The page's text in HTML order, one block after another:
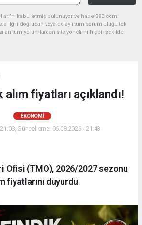
kabul etmiş bulunuyor ve haber380.com
ilgili doğrudan veya dolaylı tüm sorumluluğu tek
tüm yorumlardan site yönetimi hiçbir şekilde
alım fiyatları açıklandı!
EKONOMİ
Güncelleme: 06.08.2026 - 21:43
Ofisi (TMO), 2026/2027 sezonu
fiyatlarını duyurdu.